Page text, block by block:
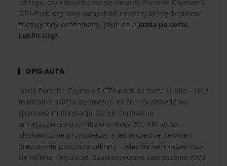
od tego, czy zdecydujesz się na auto Porsche Cayman S
GT4-Pack, czy inny samochód z naszej oferty, będziesz
zachwycony wrażeniami, jakie daje jazda po torze
Lublin Ułęż.
OPIS AUTA
Jazda Porsche Cayman S GT4-pack na torze Lublin - Ułęż
to idealna okazja, by poczuć, co znaczy prawdziwa
sportowa motoryzacja. Dzięki centralnie
umieszczonemu silnikowi o mocy 395 KM, auto
błyskawicznie przyspiesza, a jednocześnie pewnie i
precyzyjnie pokonuje zakręty – właśnie tam, gdzie liczy
się refleks i wyczucie. Zaawansowane zawieszenie KW3,